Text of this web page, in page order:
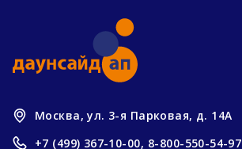
Москва, ул. 3-я Парковая, д. 14А
+7 (499) 367-10-00, 8-800-550-54-97